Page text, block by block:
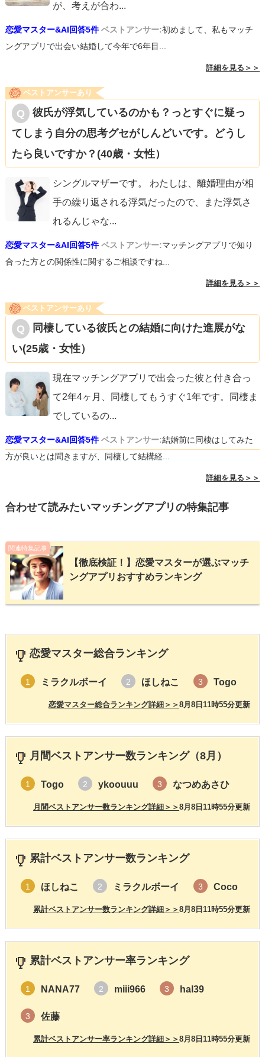
が、考えが合わ...
恋愛マスター&AI回答5件 ベストアンサー:初めまして、私もマッチ
ングアプリで出会い結婚して今年で6年目...
詳細を見る＞＞
ベストアンサーあり
彼氏が浮気しているのかも？っとすぐに疑っ
てしまう自分の思考グセがしんどいです。どうし
たら良いですか？(40歳・女性）
シングルマザーです。 わたしは、離婚理由が相
手の繰り返される浮気だったので、また浮気さ
れるんじゃな...
恋愛マスター&AI回答5件 ベストアンサー:マッチングアプリで知り
合った方との関係性に関するご相談ですね...
詳細を見る＞＞
ベストアンサーあり
同棲している彼氏との結婚に向けた進展がな
い(25歳・女性）
現在マッチングアプリで出会った彼と付き合っ
て2年4ヶ月、同棲してもうすぐ1年です。同棲ま
でしているの...
恋愛マスター&AI回答5件 ベストアンサー:結婚前に同棲はしてみた
方が良いとは聞きますが、同棲して結構経...
詳細を見る＞＞
合わせて読みたいマッチングアプリの特集記事
関連特集記事
【徹底検証！】恋愛マスターが選ぶマッチ
ングアプリおすすめランキング
恋愛マスター総合ランキング
1 ミラクルボーイ 2 ほしねこ 3 Togo
8月8日11時55分更新
恋愛マスター総合ランキング詳細＞＞
月間ベストアンサー数ランキング（8月）
1 Togo 2 ykoouuu 3 なつめあさひ
8月8日11時55分更新
月間ベストアンサー数ランキング詳細＞＞
累計ベストアンサー数ランキング
1 ほしねこ 2 ミラクルボーイ 3 Coco
8月8日11時55分更新
累計ベストアンサー数ランキング詳細＞＞
累計ベストアンサー率ランキング
1 NANA77 2 miii966 3 hal39
3 佐藤
8月8日11時55分更新
累計ベストアンサー率ランキング詳細＞＞